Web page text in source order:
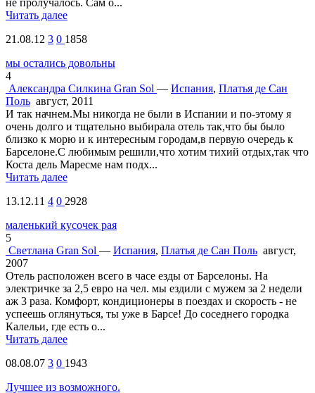
не пролучалось. Сам о...
Читать далее
21.08.12 3 0 1858
мы остались довольны
4
Александра Силкина Gran Sol — Испания, Платья де Сан
Поль август, 2011
И так начнем.Мы никогда не были в Испании и по-этому я
очень долго и тщательно выбирала отель так,что бы было
близко к морю и к интересным городам,в первую очередь к
Барселоне.С любимым решили,что хотим тихий отдых,так что
Коста дель Маресме нам подх...
Читать далее
13.12.11 4 0 2928
маленький кусочек рая
5
Светлана Gran Sol — Испания, Платья де Сан Поль август,
2007
Отель расположен всего в часе езды от Барселоны. На
электричке за 2,5 евро на чел. мы ездили с мужем за 2 недели
аж 3 раза. Комфорт, кондиционеры в поездах и скорость - не
успеешь оглянуться, ты уже в Барсе! До соседнего городка
Калельи, где есть о...
Читать далее
08.08.07 3 0 1943
Лучшее из возможного.